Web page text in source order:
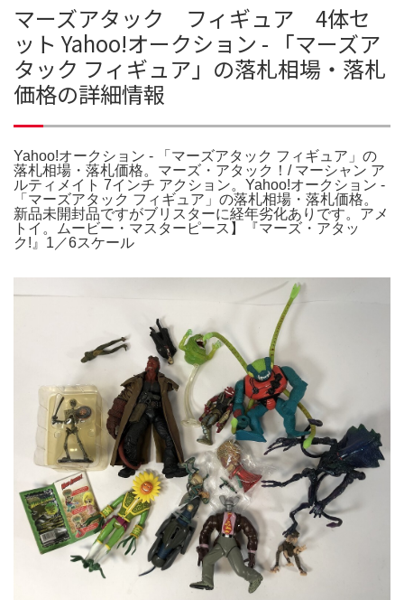
マーズアタック フィギュア 4体セ
ット Yahoo!オークション - 「マーズア
タック フィギュア」の落札相場・落札
価格の詳細情報
Yahoo!オークション - 「マーズアタック フィギュア」の
落札相場・落札価格。マーズ・アタック！/ マーシャン ア
ルティメイト 7インチ アクション。Yahoo!オークション -
「マーズアタック フィギュア」の落札相場・落札価格。
新品未開封品ですがブリスターに経年劣化ありです。アメ
トイ。ムービー・マスターピース】『マーズ・アタッ
ク!』1／6スケール